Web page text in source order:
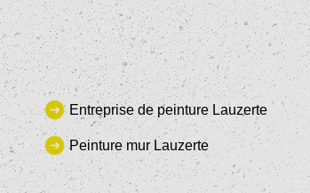
Entreprise de peinture Lauzerte
Peinture mur Lauzerte